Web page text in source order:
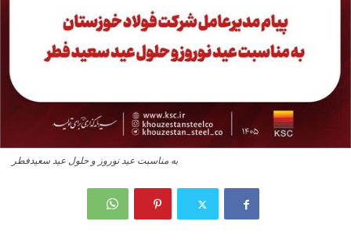
به مناسبت عید نوروز و حلول عید سعیدفطر